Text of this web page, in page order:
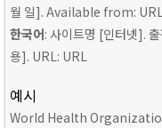
월 일]. Available from:
한국어: 사이트명 [인터넷].
용]. URL: URL
예시
World Health